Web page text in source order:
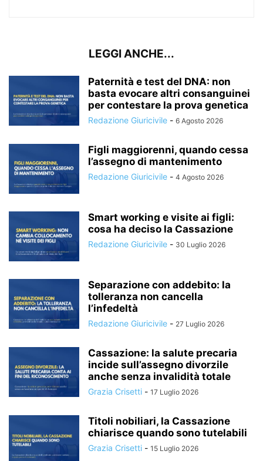
LEGGI ANCHE...
Paternità e test del DNA: non
basta evocare altri consanguinei
per contestare la prova genetica
Redazione Giuricivile - 6 Agosto 2026
Figli maggiorenni, quando cessa
l’assegno di mantenimento
Redazione Giuricivile - 4 Agosto 2026
Smart working e visite ai figli:
cosa ha deciso la Cassazione
Redazione Giuricivile - 30 Luglio 2026
Separazione con addebito: la
tolleranza non cancella
l’infedeltà
Redazione Giuricivile - 27 Luglio 2026
Cassazione: la salute precaria
incide sull’assegno divorzile
anche senza invalidità totale
Grazia Crisetti - 17 Luglio 2026
Titoli nobiliari, la Cassazione
chiarisce quando sono tutelabili
Grazia Crisetti - 15 Luglio 2026